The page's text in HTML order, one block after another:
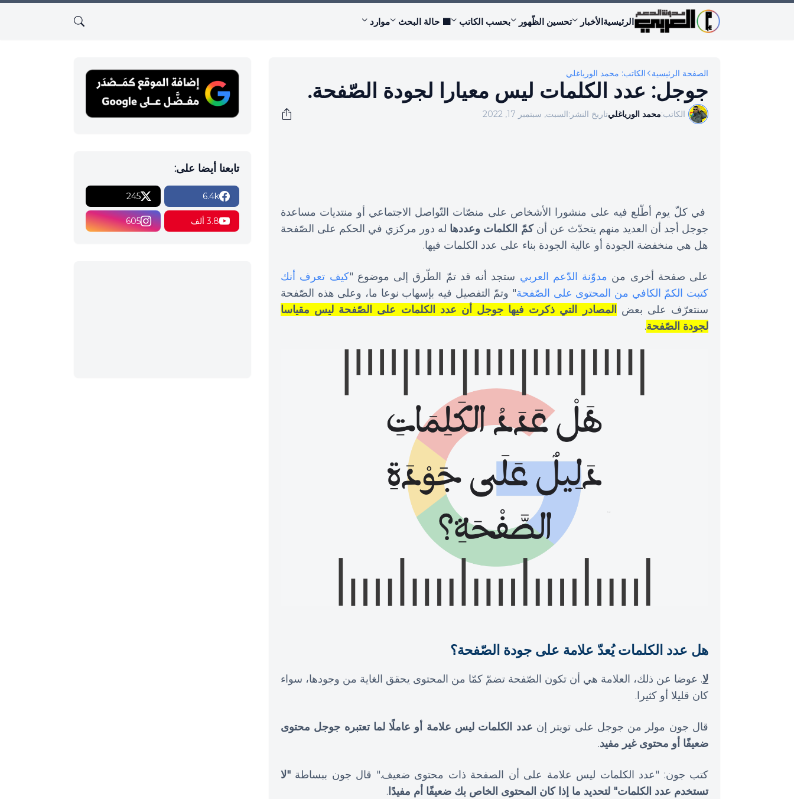
الرئيسيةالأخبار تحسين الظّهور بحسب الكاتب 🟩 حالة البحث موارد
الصفحة الرئيسية الكاتب: محمد الورياغلي
جوجل: عدد الكلمات ليس معيارا لجودة الصّفحة.
الكاتب:محمد الورياغليتاريخ النشر:السبت, سبتمبر 17, 2022
في كلّ يوم أطّلع فيه على منشورا الأشخاص على منصّات التّواصل الاجتماعي أو منتديات مساعدة
جوجل أجد أن العديد منهم يتحدّث عن أنكمّ الكلمات وعددها له دور مركزي في الحكم على الصّفحة
هل هي منخفضة الجودة أو عالية الجودة بناء على عدد الكلمات فيها.
على صفحة أخرى من مدوّنة الدّعم العربي ستجد أنه قد تمّ الطّرق إلى موضوع "كيف تعرف أنك
كتبت الكمّ الكافي من المحتوى على الصّفحة" وتمّ التفصيل فيه بإسهاب نوعا ما، وعلى هذه الصّفحة
سنتعرّف على بعض
المصادر التي ذكرت فيها جوجل أن عدد الكلمات على الصّفحة ليس مقياسا
لجودة الصّفحة.
هل عدد الكلمات يُعدّ علامة على جودة الصّفحة؟
لا. عوضا عن ذلك، العلامة هي أن تكون الصّفحة تضمّ كمّا من المحتوى يحقق الغاية من وجودها، سواء
كان قليلا أو كثيرا.
قال جون مولر من جوجل على تويتر إن عدد الكلمات ليس علامة أو عاملًا لما تعتبره جوجل محتوى
ضعيفًا أو محتوى غير مفيد.
كتب جون: "عدد الكلمات ليس علامة على أن الصفحة ذات محتوى ضعيف." قال جون ببساطة "لا
تستخدم عدد الكلمات" لتحديد ما إذا كان المحتوى الخاص بك ضعيفًا أم مفيدًا .
تابعنا أيضا على:
6.4k
245
3.8 ألف 605